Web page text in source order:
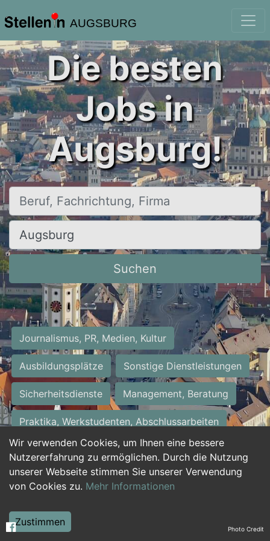
AUGSBURG
Wir verwenden Cookies, um Ihnen eine bessere
Nutzererfahrung zu ermöglichen. Durch die Nutzung
unserer Webseite stimmen Sie unserer Verwendung
von Cookies zu. Mehr Informationen
Zustimmen
Die besten
Jobs in
Augsburg!
Beruf, Fachrichtung, Firma
Ort, Stadt
Suchen
Journalismus, PR, Medien, Kultur
Ausbildungsplätze Sonstige Dienstleistungen
Sicherheitsdienste Management, Beratung
Praktika, Werkstudenten, Abschlussarbeiten
Personalwesen Assistenz, Sekretariat
Hilfskräfte, Aushilfs- und Nebenjobs
Weiterbildung, Studium, duale Ausbildung Photo Credit